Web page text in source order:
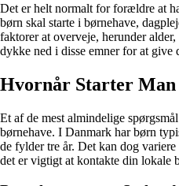
Det er helt normalt for forældre at
børn skal starte i børnehave,
faktorer at overveje, herunder
dykke ned i disse emner for at give
Hvornår Starter Man
Et af de mest almindelige
børnehave. I Danmark har børn
de fylder tre år. Det kan dog
det er vigtigt at kontakte din lokale